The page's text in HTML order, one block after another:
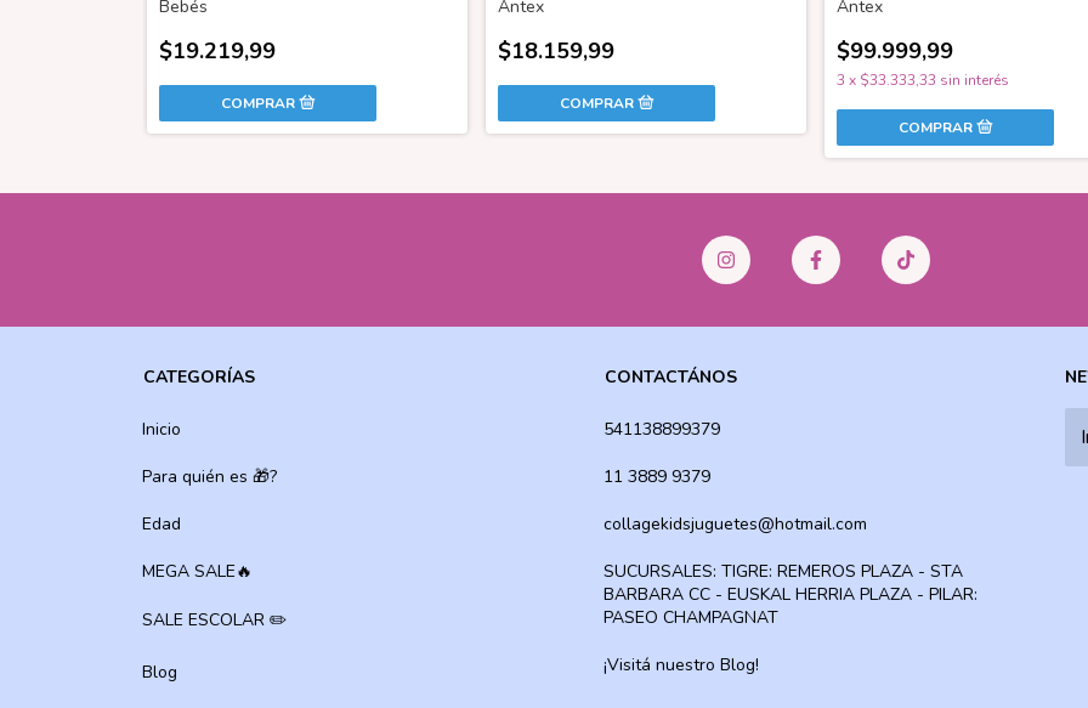
Bebés
$19.219,99
Antex
$18.159,99
Antex
$99.999,99
3 x $33.333,33 sin interés
CATEGORÍAS
Inicio
Para quién es 🎁?
Edad
MEGA SALE🔥
SALE ESCOLAR ✏️
Blog
CONTACTÁNOS
541138899379
11 3889 9379
collagekidsjuguetes@hotmail.com
SUCURSALES: TIGRE: REMEROS PLAZA - STA
BARBARA CC - EUSKAL HERRIA PLAZA - PILAR:
PASEO CHAMPAGNAT
¡Visitá nuestro Blog!